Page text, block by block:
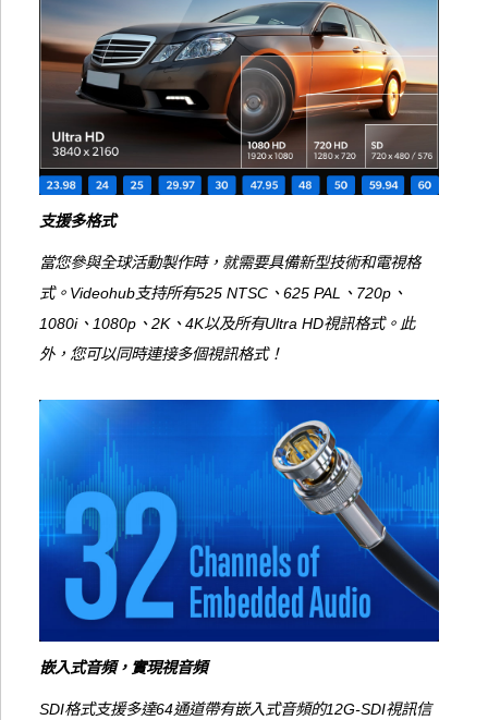
支援多格式
當您參與全球活動製作時，就需要具備新型技術和電視格
式。Videohub支持所有525 NTSC、625 PAL、720p、
1080i、1080p、2K、4K以及所有Ultra HD視訊格式。此
外，您可以同時連接多個視訊格式！
嵌入式音頻，實現視音頻
SDI格式支援多達64通道帶有嵌入式音頻的12G-SDI視訊信